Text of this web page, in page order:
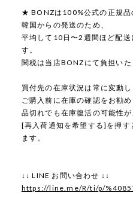
★ BONZは100%公式の正規品
韓国からの発送のため、
平均して10日〜2週間ほど配送
す。
関税は当店BONZにて負担いた
買付先の在庫状況は常に変動し
ご購入前に在庫の確認をお勧め
品切れでも在庫復活の可能性
[再入荷通知を希望する]を押
ます。
↓↓ LINE お問い合わせ ↓↓
https://line.me/R/ti/p/